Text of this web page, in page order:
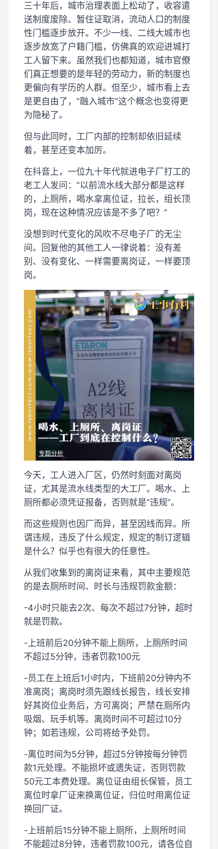
三十年后，城市治理表面上松动了，收容遣
送制度废除、暂住证取消，流动人口的制度
性门槛逐步放开。不少一线、二线大城市也
逐步放宽了户籍门槛，仿佛真的欢迎进城打
工人留下来。虽然我们也都知道，城市官僚
们真正想要的是年轻的劳动力，新的制度也
更偏向有学历的人群。但至少，城市看上去
是更自由了，“融入城市”这个概念也变得更
为隐秘了。
但与此同时，工厂内部的控制却依旧延续
着，甚至还变本加厉。
在抖音上，一位九十年代就进电子厂打工的
老工人发问：“以前流水线大部分都是这样
的，上厕所，喝水拿离位证，拉长，组长顶
岗，现在这种情况应该是不多了吧？”
没想到时代变化的风吹不尽电子厂的无尘
间。回复他的其他工人一律说着：没有差
别、没有变化、一样需要离岗证，一样要顶
岗。
今天，工人进入厂区，仍然时刻面对离岗
证，尤其是流水线类型的大工厂。喝水、上
厕所都必须凭证报备，否则就是“违规”。
而这些规则也因厂而异，甚至因线而异。所
谓违规，违反了什么规定，规定的制订逻辑
是什么？似乎也有很大的任意性。
从我们收集到的离岗证来看，其中主要规范
的是去厕所时间、时长与违规罚款金额：
-4小时只能去2次、每次不超过7分钟，超时
就是罚款。
-上班前后20分钟不能上厕所，上厕所时间
不超过5分钟，违者罚款100元
-员工在上班后1小时内，下班前20分钟内不
准离岗；离岗时须先跟线长报告，线长安排
好其岗位业务后，方可离岗；严禁在厕所内
吸烟、玩手机等。离岗时间不可超过10分
钟；如若违规，公司将给予处罚。
-离位时间为5分钟，超过5分钟按每分钟罚
款1元处理。不能损坏或遗失证，否则罚款
50元工本费处理。离位证由组长保管，员工
离位时拿厂证来换离位证，归位时用离位证
换回厂证。
-上班前后15分钟不能上厕所，上厕所时间
不能超过8分钟，违者罚款100元，请各位自